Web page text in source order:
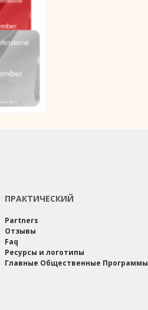
ПРАКТИЧЕСКИЙ
Partners
Отзывы
Faq
Ресурсы и логотипы
Главные Общественные Программы